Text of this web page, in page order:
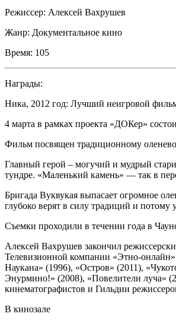
Режиссер: Алексей Вахрушев
Жанр: Документальное кино
Время: 105
Награды:
Ника, 2012 год: Лучший неигровой
4 марта в рамках проекта «ДОКер»
Фильм посвящен традиционному
Главный герой – могучий и мудрый
тундре. «Маленький камень» — так в
Бригада Вуквукая выпасает огромное
глубоко верят в силу традиций и
Съемки проходили в течении года в
Алексей Вахрушев закончил
Телевизионной компании «Этно-
Наукана» (1996), «Остров» (2011),
Энурмино!» (2008), «Повелители луча»
кинематографистов и Гильдии
В кинозале